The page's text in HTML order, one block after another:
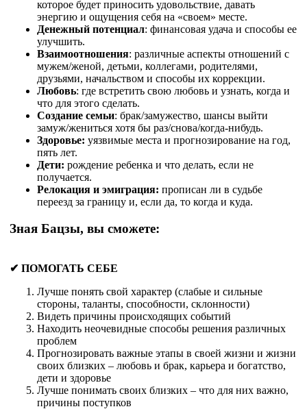
которое будет приносить удовольствие, давать
энергию и ощущения себя на «своем» месте.
Денежный потенциал: финансовая удача и способы ее
улучшить.
Взаимоотношения: различные аспекты отношений с
мужем/женой, детьми, коллегами, родителями,
друзьями, начальством и способы их коррекции.
Любовь: где встретить свою любовь и узнать, когда и
что для этого сделать.
Создание семьи: брак/замужество, шансы выйти
замуж/жениться хотя бы раз/снова/когда-нибудь.
Здоровье: уязвимые места и прогнозирование на год,
пять лет.
Дети: рождение ребенка и что делать, если не
получается.
Релокация и эмиграция: прописан ли в судьбе
переезд за границу и, если да, то когда и куда.
Зная Бацзы, вы сможете:
✔ ПОМОГАТЬ СЕБЕ
Лучше понять свой характер (слабые и сильные
стороны, таланты, способности, склонности)
Видеть причины происходящих событий
Находить неочевидные способы решения различных
проблем
Прогнозировать важные этапы в своей жизни и жизни
своих близких – любовь и брак, карьера и богатство,
дети и здоровье
Лучше понимать своих близких – что для них важно,
причины поступков